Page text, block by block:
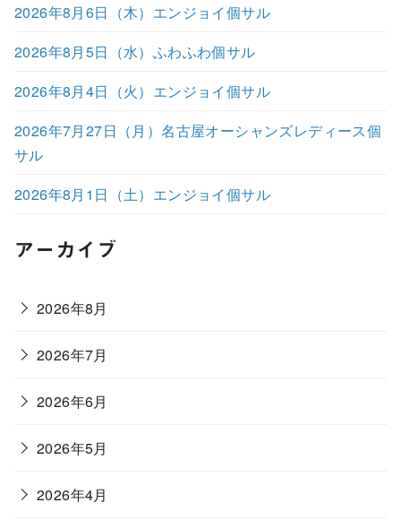
2026年8月6日（木）エンジョイ個サル
2026年8月5日（水）ふわふわ個サル
2026年8月4日（火）エンジョイ個サル
2026年7月27日（月）名古屋オーシャンズレディース個
サル
2026年8月1日（土）エンジョイ個サル
アーカイブ
2026年8月
2026年7月
2026年6月
2026年5月
2026年4月